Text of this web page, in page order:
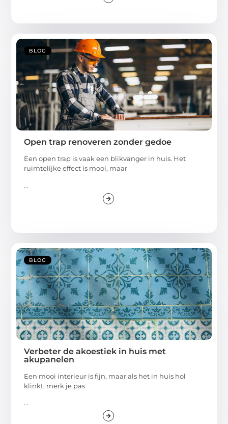
BLOG
Open trap renoveren zonder gedoe
Een open trap is vaak een blikvanger in huis. Het
ruimtelijke effect is mooi, maar
...
BLOG
Verbeter de akoestiek in huis met
akupanelen
Een mooi interieur is fijn, maar als het in huis hol
klinkt, merk je pas
...